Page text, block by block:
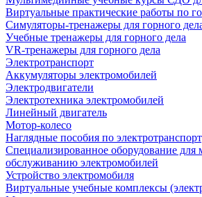
Виртуальные практические работы по
Симуляторы-тренажеры для горного
Учебные тренажеры для горного дела
VR-тренажеры для горного дела
Электротранспорт
Аккумуляторы электромобилей
Электродвигатели
Электротехника электромобилей
Линейный двигатель
Мотор-колесо
Наглядные пособия по
Специализированное оборудование для
обслуживанию электромобилей
Устройство электромобиля
Виртуальные учебные комплексы